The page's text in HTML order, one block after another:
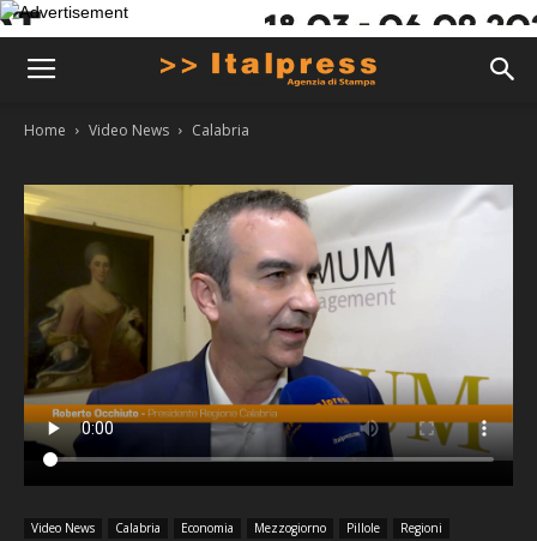
Home Video News Calabria
Video News Calabria Economia Mezzogiorno Pillole
Regioni